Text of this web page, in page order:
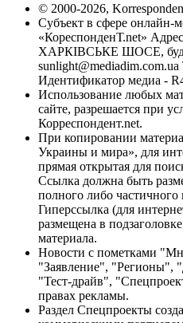
© 2000-2026,
Субъект в сфере онлайн-
«КореспонденТ.net»
ХАРКІВСЬКЕ ШОСЕ,
sunlight@mediadim.com.ua
Идентификатор медиа -
Использование любых
сайте, разрешается при
Корреспондент.net.
При копировании
Украины и мира», для
прямая открытая для
Ссылка должна быть
полного либо частичного
Гиперссылка (для
размещена в
материала.
Новости с пометками
"Заявление", "Регионы",
"Тест-драйв",
правах рекламы.
Раздел Спецпроекты